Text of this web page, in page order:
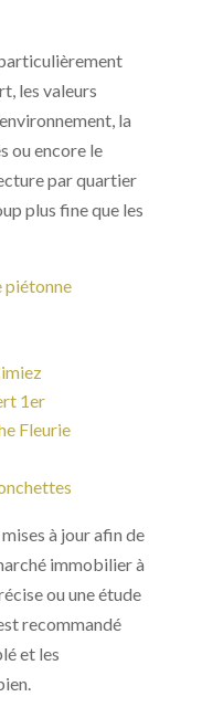
les valeurs
la
ou encore le
par quartier
plus fine que les
piétonne
1er
Fleurie
à jour afin de
immobilier à
ou une étude
recommandé
et les